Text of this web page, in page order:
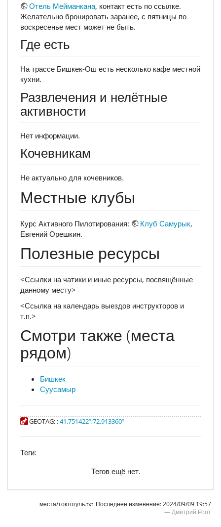
Отель Мейманкана, контакт есть по ссылке.
Желательно бронировать заранее, с пятницы по
воскресенье мест может не быть.
Где есть
На трассе Бишкек-Ош есть несколько кафе местной
кухни.
Развлечения и нелётные
активности
Нет информации.
Кочевникам
Не актуально для кочевников.
Местные клубы
Курс Активного Пилотирования: Клуб Самурык,
Евгений Орешкин.
Полезные ресурсы
<Ссылки на чатики и иные ресурсы, посвящённые
данному месту>
<Ссылка на календарь выездов инструкторов и
т.п.>
Смотри также (места
рядом)
Бишкек
Суусамыр
GEOTAG: :41.751422º;72.913360º
Теги:
Тегов ещё нет.
места/токтогуль.txt Последнее изменение:2024/09/09 19:57
—Дмитрий Роот